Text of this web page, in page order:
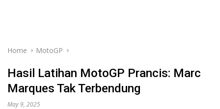
Home MotoGP
Hasil Latihan MotoGP Prancis: Marc
Marques Tak Terbendung
May 9, 2025